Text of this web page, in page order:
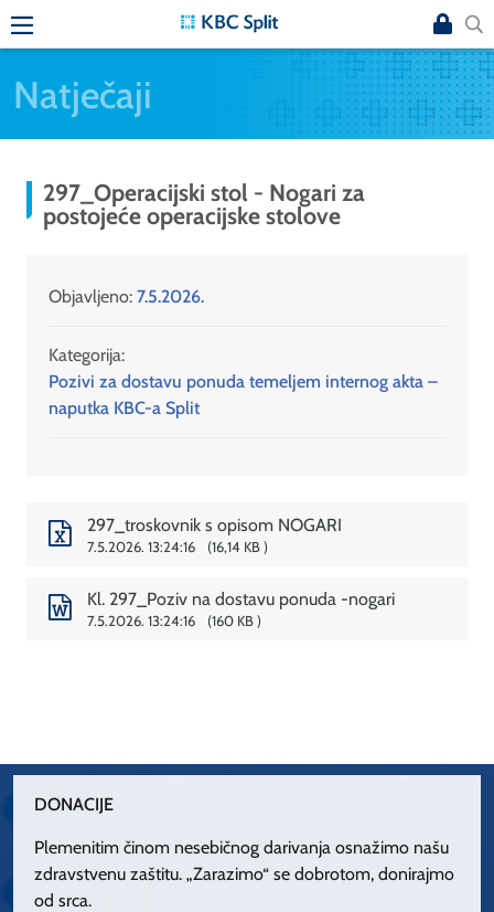
Natječaji
297_Operacijski stol - Nogari za
postojeće operacijske stolove
Objavljeno: 7.5.2026.
Kategorija:
Pozivi za dostavu ponuda temeljem internog akta –
naputka KBC-a Split
297_troskovnik s opisom NOGARI
7.5.2026. 13:24:16 16,14 KB
Kl. 297_Poziv na dostavu ponuda -nogari
7.5.2026. 13:24:16 160 KB
DONACIJE
Plemenitim činom nesebičnog darivanja osnažimo našu
zdravstvenu zaštitu. „Zarazimo“ se dobrotom, donirajmo
od srca.